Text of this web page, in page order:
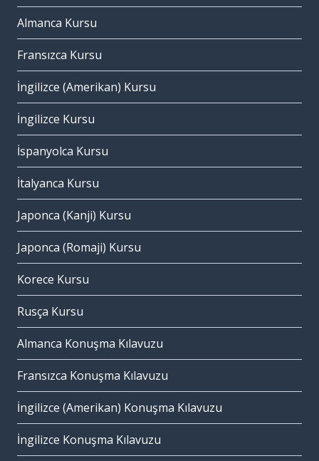
Almanca Kursu
Fransızca Kursu
İngilizce (Amerikan) Kursu
İngilizce Kursu
İspanyolca Kursu
İtalyanca Kursu
Japonca (Kanji) Kursu
Japonca (Romaji) Kursu
Korece Kursu
Rusça Kursu
Almanca Konuşma Kılavuzu
Fransızca Konuşma Kılavuzu
İngilizce (Amerikan) Konuşma Kılavuzu
İngilizce Konuşma Kılavuzu